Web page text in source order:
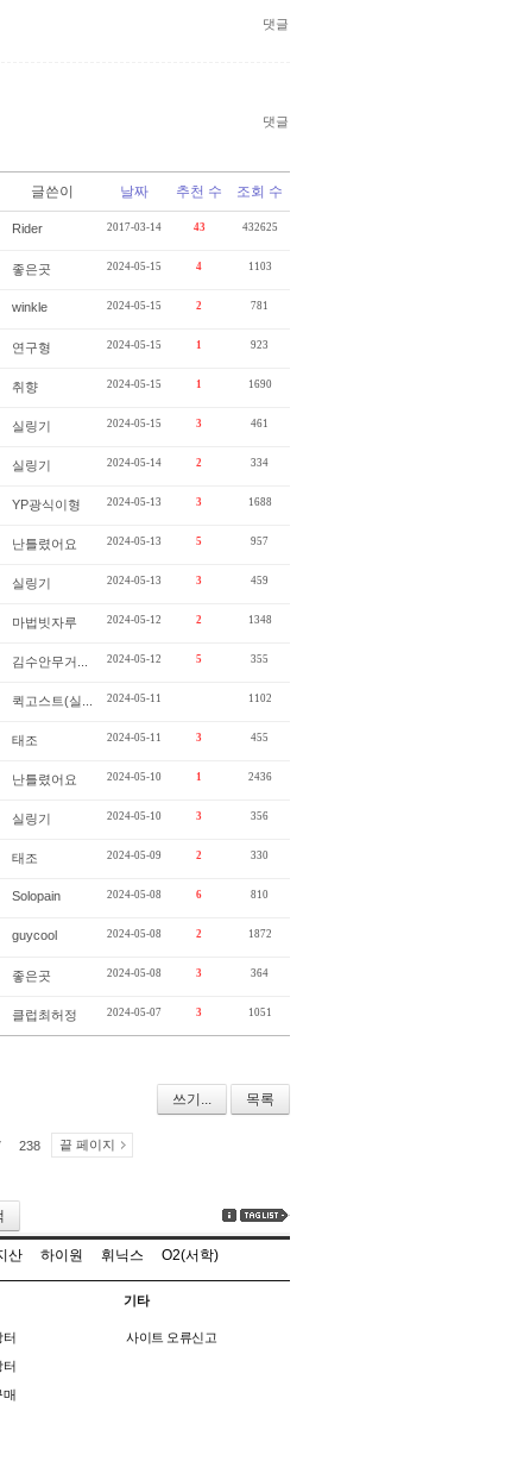
댓글
댓글
글쓴이 날짜 추천 수 조회 수
Rider 2017-03-14 43 432625
좋은곳 2024-05-15 4 1103
winkle 2024-05-15 2 781
연구형 2024-05-15 1 923
취향 2024-05-15 1 1690
실링기 2024-05-15 3 461
실링기 2024-05-14 2 334
YP광식이형 2024-05-13 3 1688
난틀렸어요 2024-05-13 5 957
실링기 2024-05-13 3 459
마법빗자루 2024-05-12 2 1348
김수안무거... 2024-05-12 5 355
퀵고스트(실... 2024-05-11 1102
태조 2024-05-11 3 455
난틀렸어요 2024-05-10 1 2436
실링기 2024-05-10 3 356
태조 2024-05-09 2 330
Solopain 2024-05-08 6 810
guycool 2024-05-08 2 1872
좋은곳 2024-05-08 3 364
클럽최허정 2024-05-07 3 1051
쓰기... 목록
238 끝 페이지
산 하이원 휘닉스 O2(서학)
터
터
매
기타
사이트 오류신고